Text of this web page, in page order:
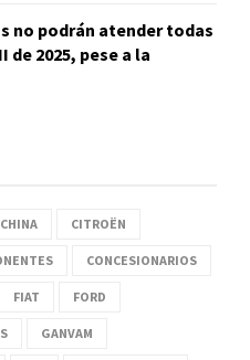
no podrán atender todas
2025, pese a la
CHINA CITROËN
CONCESIONARIOS
FIAT FORD
GANVAM